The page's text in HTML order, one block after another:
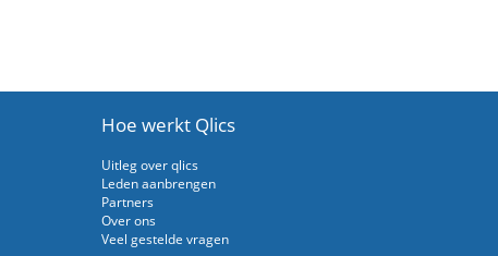
Hoe werkt Qlics
Uitleg over qlics
Leden aanbrengen
Partners
Over ons
Veel gestelde vragen